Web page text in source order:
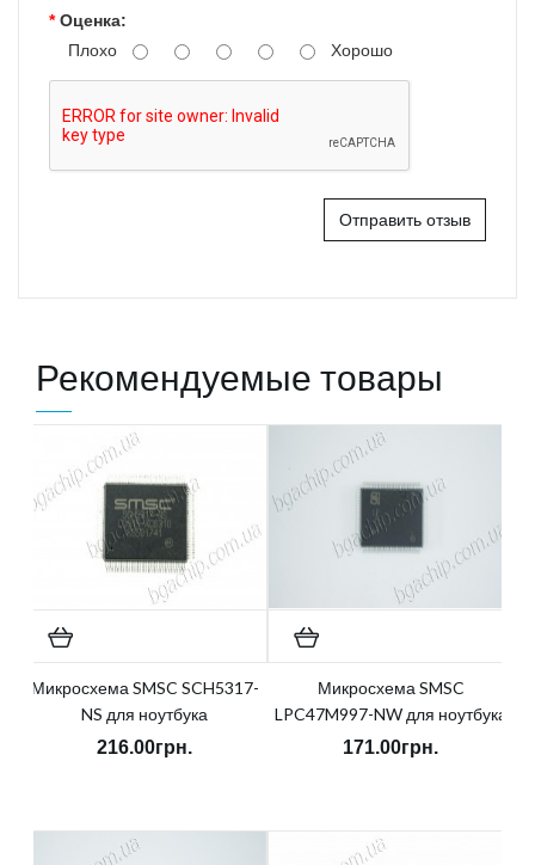
Оценка:
Плохо
Хорошо
Отправить отзыв
Рекомендуемые товары
Микросхема SMSC SCH5317-
NS для ноутбука
216.00грн.
Микросхема SMSC
LPC47M997-NW для ноутбука
171.00грн.